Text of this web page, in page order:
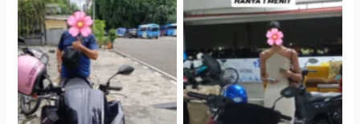
Antar Jemput Kendaraan
Cityplaza Jatinegara
Gedung Parkir P6ASewa
Motor Medan Sunggal No
Ribet, Proses Kilat, Siap
Pakai.